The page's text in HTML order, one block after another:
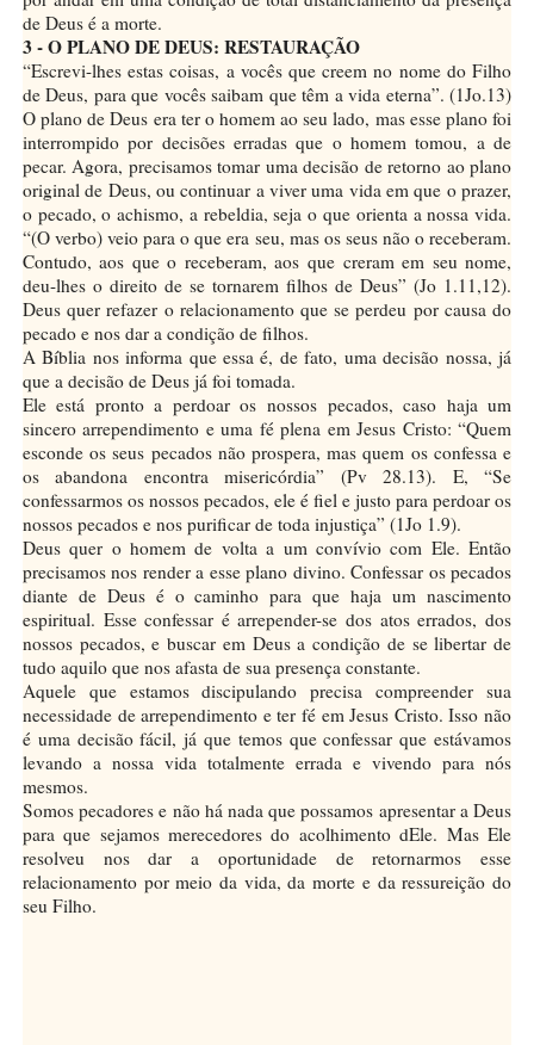
de Deus é a morte.
3 - O PLANO DE DEUS: RESTAURAÇÃO
“Escrevi-lhes estas coisas, a vocês que creem no nome do Filho
de Deus, para que vocês saibam que têm a vida eterna”. (1Jo.13)
O plano de Deus era ter o homem ao seu lado, mas esse plano foi
interrompido por decisões erradas que o homem tomou, a de
pecar. Agora, precisamos tomar uma decisão de retorno ao plano
original de Deus, ou continuar a viver uma vida em que o prazer,
o pecado, o achismo, a rebeldia, seja o que orienta a nossa vida.
“(O verbo) veio para o que era seu, mas os seus não o receberam.
Contudo, aos que o receberam, aos que creram em seu nome,
deu-lhes o direito de se tornarem filhos de Deus” (Jo 1.11,12).
Deus quer refazer o relacionamento que se perdeu por causa do
pecado e nos dar a condição de filhos.
A Bíblia nos informa que essa é, de fato, uma decisão nossa, já
que a decisão de Deus já foi tomada.
Ele está pronto a perdoar os nossos pecados, caso haja um
sincero arrependimento e uma fé plena em Jesus Cristo: “Quem
esconde os seus pecados não prospera, mas quem os confessa e
os abandona encontra misericórdia” (Pv 28.13). E, “Se
confessarmos os nossos pecados, ele é fiel e justo para perdoar os
nossos pecados e nos purificar de toda injustiça” (1Jo 1.9).
Deus quer o homem de volta a um convívio com Ele. Então
precisamos nos render a esse plano divino. Confessar os pecados
diante de Deus é o caminho para que haja um nascimento
espiritual. Esse confessar é arrepender-se dos atos errados, dos
nossos pecados, e buscar em Deus a condição de se libertar de
tudo aquilo que nos afasta de sua presença constante.
Aquele que estamos discipulando precisa compreender sua
necessidade de arrependimento e ter fé em Jesus Cristo. Isso não
é uma decisão fácil, já que temos que confessar que estávamos
levando a nossa vida totalmente errada e vivendo para nós
mesmos.
Somos pecadores e não há nada que possamos apresentar a Deus
para que sejamos merecedores do acolhimento dEle. Mas Ele
resolveu nos dar a oportunidade de retornarmos esse
relacionamento por meio da vida, da morte e da ressureição do
seu Filho.